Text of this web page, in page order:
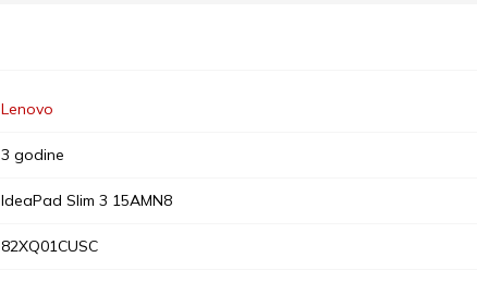
Lenovo
3 godine
IdeaPad Slim 3 15AMN8
82XQ01CUSC